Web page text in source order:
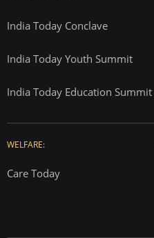
India Today Conclave
India Today Youth Summit
India Today Education Summit
WELFARE:
Care Today